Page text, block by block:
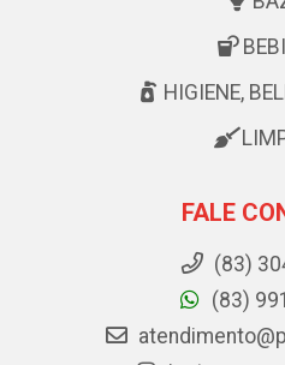
HIGIENE,
FALE
(83)
(83)